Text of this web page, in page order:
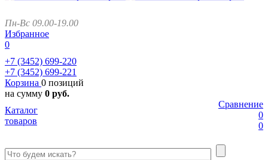
Пн-Вс 09.00-19.00
Избранное
0
+7 (3452) 699-220
+7 (3452) 699-221
Корзина 0 позиций
на сумму 0 руб.
Сравнение
0
0
Каталог
товаров